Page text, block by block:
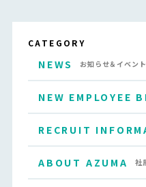
CATEGORY
NEWS お知らせ＆イベン
NEW EMPLOYEE
RECRUIT
ABOUT AZUMA 社